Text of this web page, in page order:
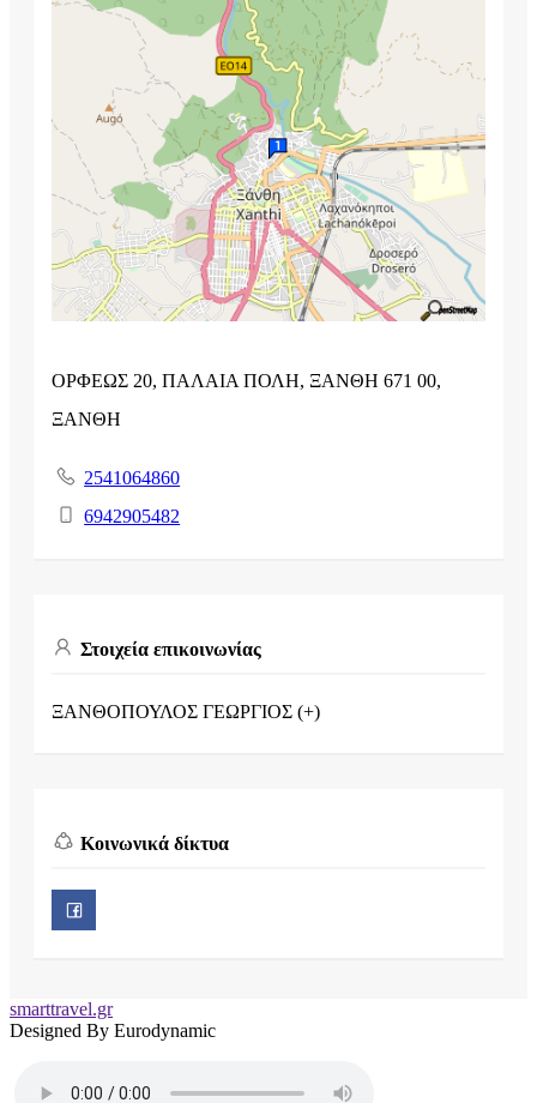
ΟΡΦΕΩΣ 20, ΠΑΛΑΙΑ ΠΟΛΗ, ΞΑΝΘΗ 671 00,
ΞΑΝΘΗ
2541064860
6942905482
Στοιχεία επικοινωνίας
ΞΑΝΘΟΠΟΥΛΟΣ ΓΕΩΡΓΙΟΣ (+)
Κοινωνικά δίκτυα
smarttravel.gr
Designed By Eurodynamic